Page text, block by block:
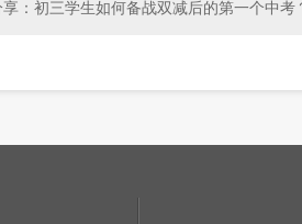
享：初三学生如何备战双减后的第一个中考